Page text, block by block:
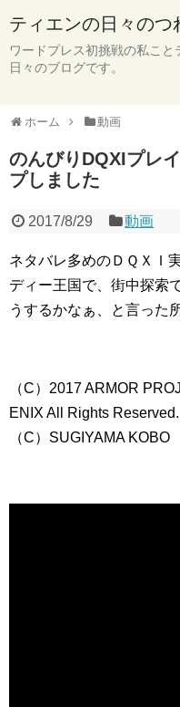
ティエンの日々のつ
ワードプレス初挑戦の私こと
日々のブログです。
ホーム 動画
のんびりDQXIプレ
プしました
2017/8/29 動画
ネタバレ多めのＤＱＸＩ
ディー王国で、街中探索
うするかなぁ、と言った
（C）2017 ARMOR
ENIX All Rights Reserved.
（C）SUGIYAMA KOBO